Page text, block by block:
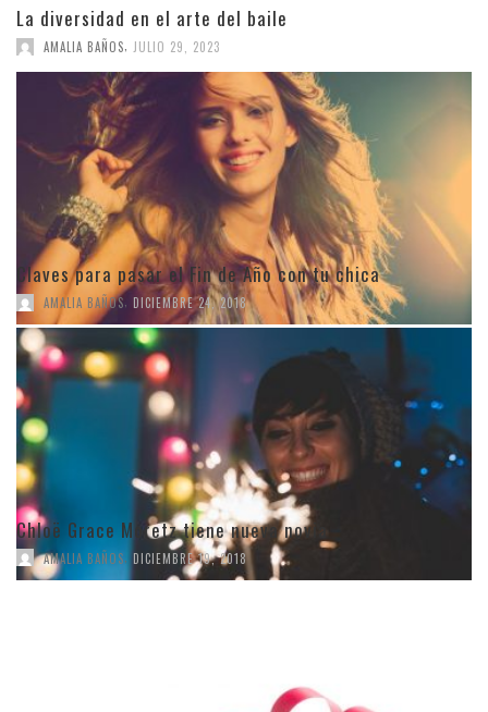
La diversidad en el arte del baile
AMALIA BAÑOS JULIO 29, 2023
Claves para pasar el Fin de Año con tu chica
AMALIA BAÑOS DICIEMBRE 24, 2018
Chloë Grace Moretz tiene nueva novia
AMALIA BAÑOS DICIEMBRE 19, 2018